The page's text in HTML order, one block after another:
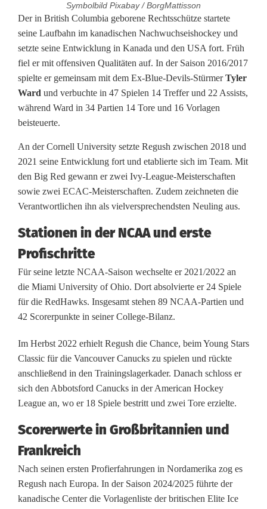
Symbolbild Pixabay / BorgMattisson
M
i
c
h
a
l
R
e
g
u
s
h
w
i
r
d
v
i
e
r
t
Der in British Columbia geborene Rechtsschütze startete
seine Laufbahn im kanadischen Nachwuchseishockey und
setzte seine Entwicklung in Kanada und den USA fort. Früh
fiel er mit offensiven Qualitäten auf. In der Saison 2016/2017
spielte er gemeinsam mit dem Ex-Blue-Devils-StürmerTyler
Ward und verbuchte in 47 Spielen 14 Treffer und 22 Assists,
während Ward in 34 Partien 14 Tore und 16 Vorlagen
beisteuerte.
An der Cornell University setzte Regush zwischen 2018 und
2021 seine Entwicklung fort und etablierte sich im Team. Mit
den Big Red gewann er zwei Ivy-League-Meisterschaften
sowie zwei ECAC-Meisterschaften. Zudem zeichneten die
Verantwortlichen ihn als vielversprechendsten Neuling aus.
Stationen in der NCAA und erste
Profischritte
Für seine letzte NCAA-Saison wechselte er 2021/2022 an
die Miami University of Ohio. Dort absolvierte er 24 Spiele
für die RedHawks. Insgesamt stehen 89 NCAA-Partien und
42 Scorerpunkte in seiner College-Bilanz.
Im Herbst 2022 erhielt Regush die Chance, beim Young Stars
Classic für die Vancouver Canucks zu spielen und rückte
anschließend in den Trainingslagerkader. Danach schloss er
sich den Abbotsford Canucks in der American Hockey
League an, wo er 18 Spiele bestritt und zwei Tore erzielte.
Scorerwerte in Großbritannien und
Frankreich
Nach seinen ersten Profierfahrungen in Nordamerika zog es
Regush nach Europa. In der Saison 2024/2025 führte der
kanadische Center die Vorlagenliste der britischen Elite Ice